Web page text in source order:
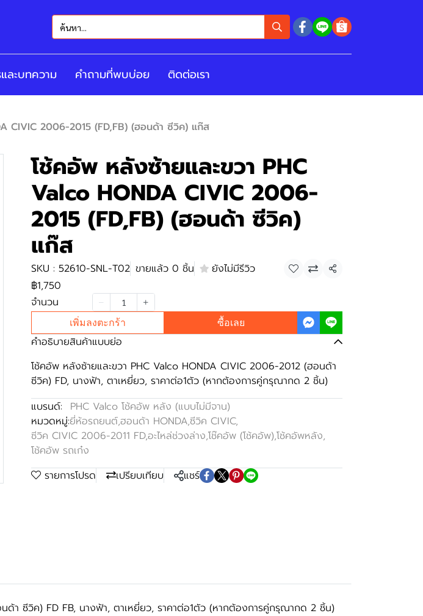
ละบทความ คำถามที่พบบ่อย ติดต่อเรา
CIVIC 2006-2015 (FD,FB) (ฮอนด้า ซีวิค) แก๊ส
โช้คอัพ หลังซ้ายและขวา PHC
Valco HONDA CIVIC 2006-
2015 (FD,FB) (ฮอนด้า ซีวิค)
แก๊ส
SKU : 52610-SNL-T02 ขายแล้ว 0 ชิ้น ยังไม่มีรีวิว แชร์
฿1,750
จำนวน
เพิ่มลงตะกร้า ซื้อเลย
คำอธิบายสินค้าแบบย่อ
โช้คอัพ หลังซ้ายและขวา PHC Valco HONDA CIVIC 2006-2012 (ฮอนด้า
ซีวิค) FD, นางฟ้า, ตาเหยี่ยว, ราคาต่อ1ตัว (หากต้องการคู่กรุณากด 2 ชิ้น)
แบรนด์:
PHC Valco โช้คอัพ หลัง (แบบไม่มีจาน)
หมวดหมู่:ยี่ห้อรถยนต์,ฮอนด้า HONDA,ซีวิค CIVIC,
ซีวิค CIVIC 2006-2011 FD,อะไหล่ช่วงล่าง,โช๊คอัพ (โช้คอัพ),โช้คอัพหลัง,
โช้คอัพ รถเก๋ง
รายการโปรด
เปรียบเทียบ แชร์
า ซีวิค) FD FB, นางฟ้า, ตาเหยี่ยว, ราคาต่อ1ตัว (หากต้องการคู่กรุณากด 2 ชิ้น)